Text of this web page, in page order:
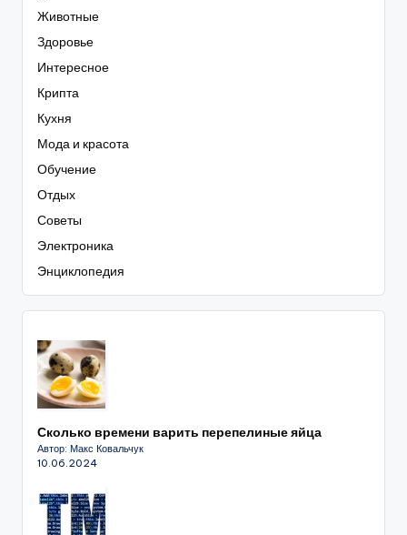
Животные
Здоровье
Интересное
Крипта
Кухня
Мода и красота
Обучение
Отдых
Советы
Электроника
Энциклопедия
Сколько времени варить перепелиные яйца
Автор: Макс Ковальчук
10.06.2024